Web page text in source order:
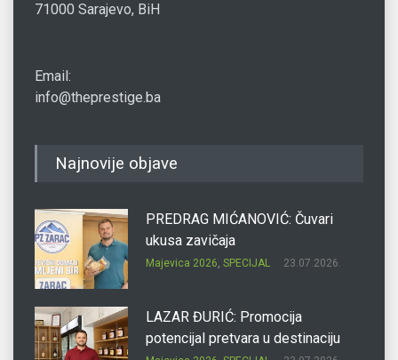
71000 Sarajevo, BiH
Email:
info@theprestige.ba
Najnovije objave
PREDRAG MIĆANOVIĆ: Čuvari
ukusa zavičaja
Majevica 2026, SPECIJAL 23.07.2026.
LAZAR ĐURIĆ: Promocija
potencijal pretvara u destinaciju